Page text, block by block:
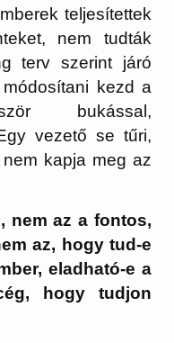
teljesítettek
nem tudták
terv szerint járó
kezd a
bukással,
vezető se tűri,
kapja meg az
nem az a fontos,
az, hogy tud-e
eladható-e a
hogy tudjon